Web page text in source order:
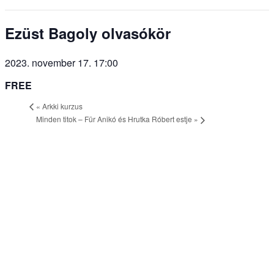
Ezüst Bagoly olvasókör
2023. november 17. 17:00
FREE
« Arkki kurzus
Minden titok – Für Anikó és Hrutka Róbert estje »